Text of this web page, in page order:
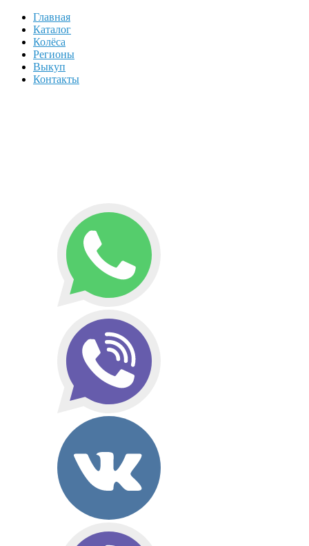
Главная
Каталог
Колёса
Регионы
Выкуп
Контакты